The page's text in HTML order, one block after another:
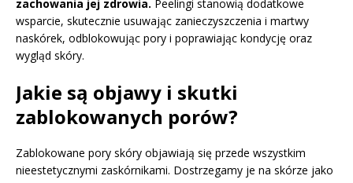
zachowania jej zdrowia. Peelingi stanowią dodatkowe
wsparcie, skutecznie usuwając zanieczyszczenia i martwy
naskórek, odblokowując pory i poprawiając kondycję oraz
wygląd skóry.
Jakie są objawy i skutki
zablokowanych porów?
Zablokowane pory skóry objawiają się przede wszystkim
nieestetycznymi zaskórnikami. Dostrzegamy je na skórze jako